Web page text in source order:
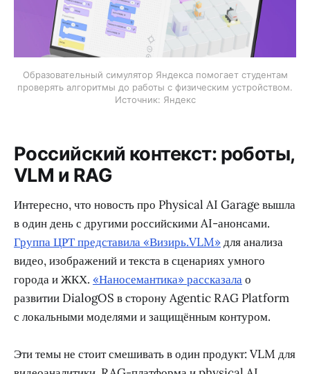
Образовательный симулятор Яндекса помогает студентам
проверять алгоритмы до работы с физическим устройством.
Источник: Яндекс
Российский контекст: роботы,
VLM и RAG
Интересно, что новость про Physical AI Garage вышла
в один день с другими российскими AI-анонсами.
Группа ЦРТ представила «Визирь.VLM»для анализа
видео, изображений и текста в сценариях умного
города и ЖКХ. «Наносемантика» рассказалао
развитии DialogOS в сторону Agentic RAG Platform
с локальными моделями и защищённым контуром.
Эти темы не стоит смешивать в один продукт: VLM для